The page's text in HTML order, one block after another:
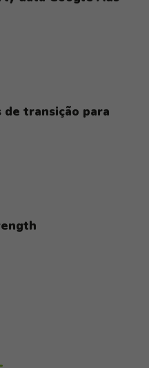
de transição para